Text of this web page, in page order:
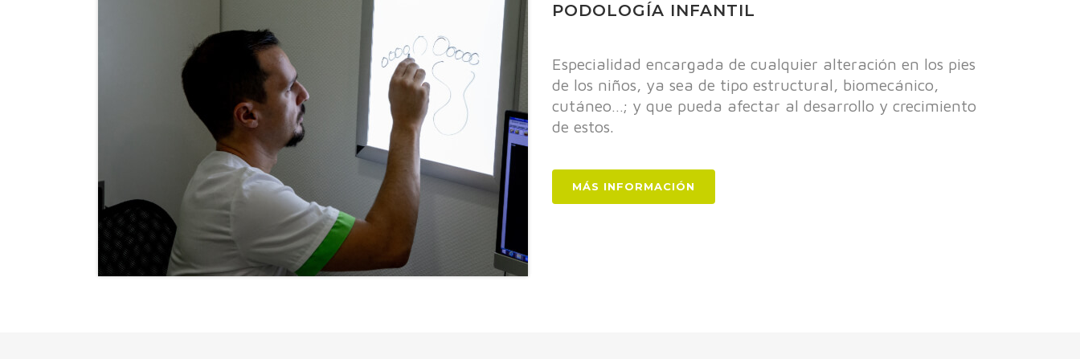
PODOLOGÍA INFANTIL
Especialidad encargada de cualquier alteración en los pies
de los niños, ya sea de tipo estructural, biomecánico,
cutáneo…; y que pueda afectar al desarrollo y crecimiento
de estos.
MÁS INFORMACIÓN